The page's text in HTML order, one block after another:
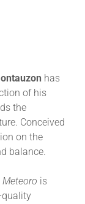
has
of his
the
Conceived
on the
balance.
Meteoro is
quality